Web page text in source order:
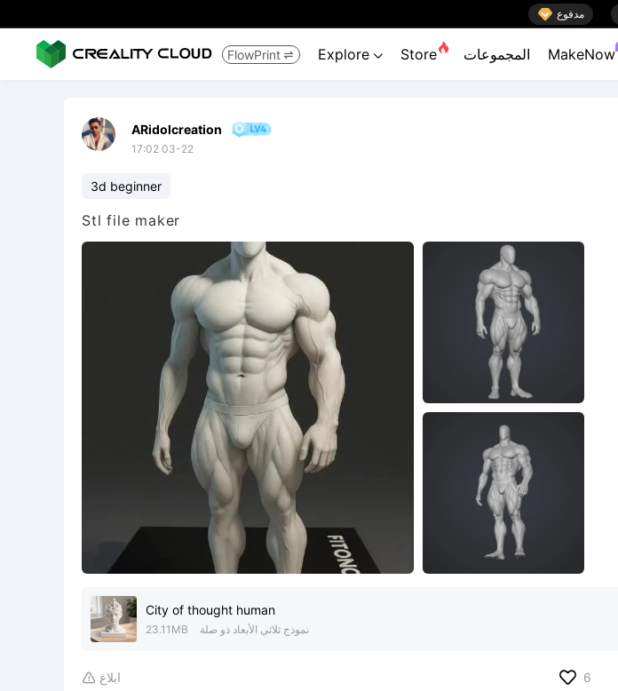
 مدفوع
FlowPrint  Explore  Store المجموعات MakeNow
ARidolcreation
17:02 03-22
3d beginner
Stl file maker
City of thought human
23.11MB نموذج ثلاثي الأبعاد ذو صلة
 ابلاغ 6